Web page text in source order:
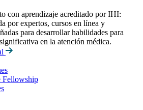
con aprendizaje acreditado por IHI:
por expertos, cursos en línea y
para desarrollar habilidades para
en la atención médica.
Fellowship